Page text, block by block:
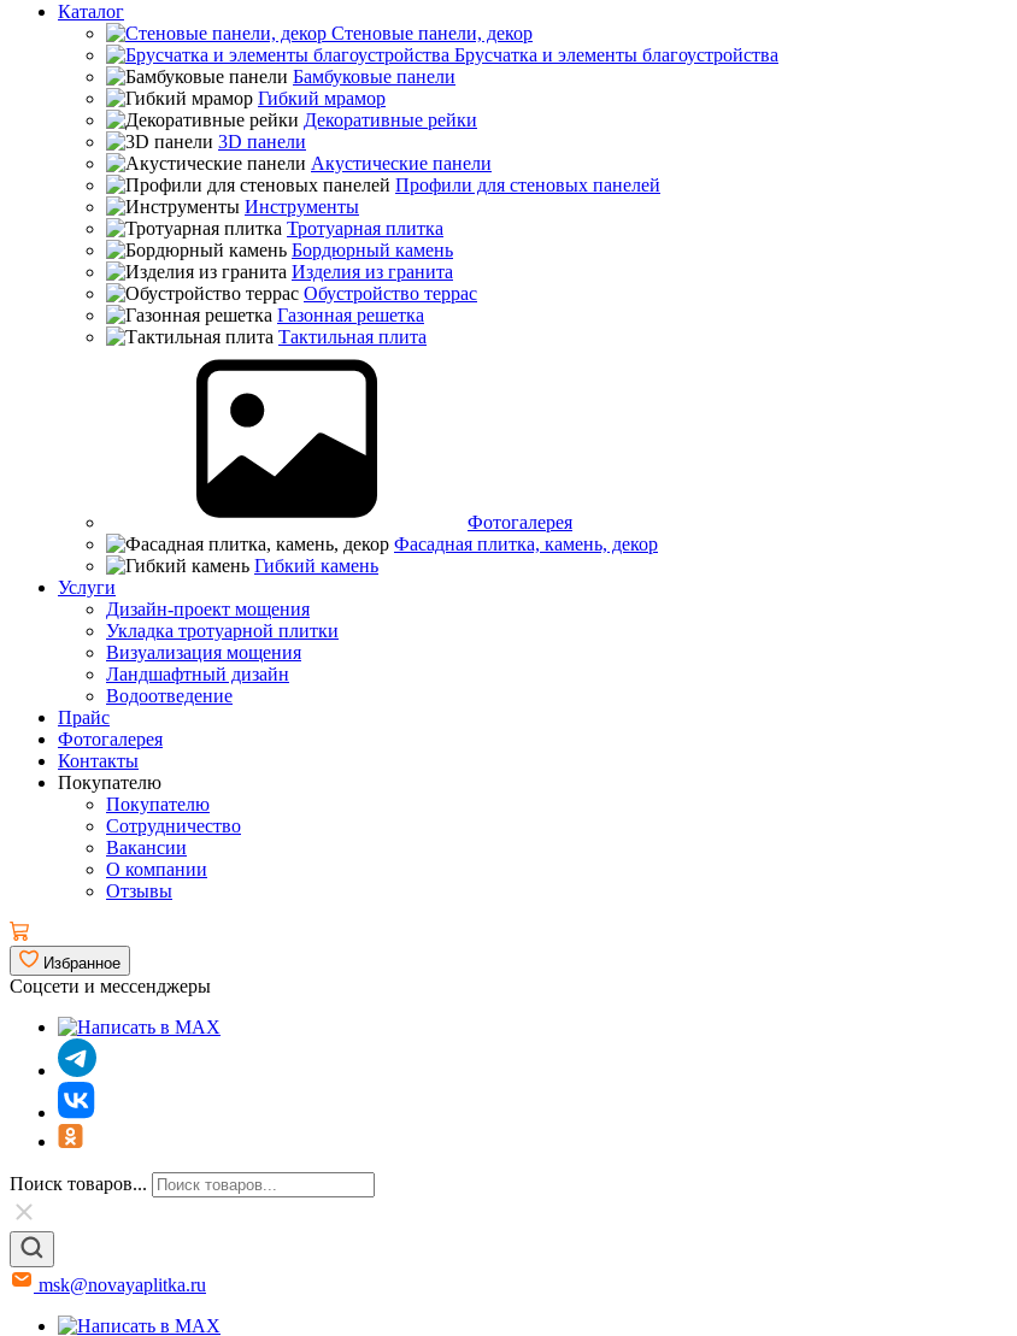
Каталог
Стеновые панели, декор
Брусчатка и элементы благоустройства
Бамбуковые панели
Гибкий мрамор
Декоративные рейки
3D панели
Акустические панели
Профили для стеновых панелей
Инструменты
Тротуарная плитка
Бордюрный камень
Изделия из гранита
Обустройство террас
Газонная решетка
Тактильная плита
Фотогалерея
Фасадная плитка, камень, декор
Гибкий камень
Услуги
Дизайн-проект мощения
Укладка тротуарной плитки
Визуализация мощения
Ландшафтный дизайн
Водоотведение
Прайс
Фотогалерея
Контакты
Покупателю
Покупателю
Сотрудничество
Вакансии
О компании
Отзывы
Избранное
Соцсети и мессенджеры
Поиск товаров...
msk@novayaplitka.ru